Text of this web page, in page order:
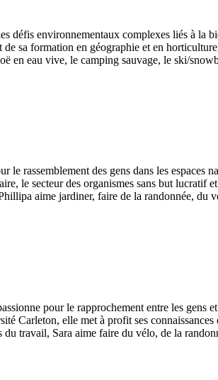
défis environnementaux complexes liés à la
sa formation en géographie et en
en eau vive, le camping sauvage, le ski/
rassemblement des gens dans les espaces
le secteur des organismes sans but lucratif
aime jardiner, faire de la randonnée, du
pour le rapprochement entre les gens
Carleton, elle met à profit ses
travail, Sara aime faire du vélo, de la